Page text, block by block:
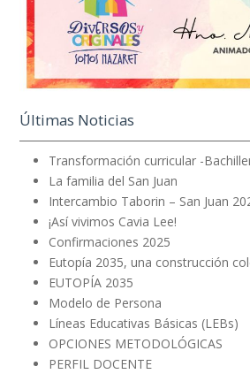
Últimas Noticias
Transformación curricular -
La familia del San Juan
Intercambio Taborin – San Juan
¡Así vivimos Cavia Lee!
Confirmaciones 2025
Eutopía 2035, una construcción
EUTOPÍA 2035
Modelo de Persona
Líneas Educativas Básicas (LEBs)
OPCIONES METODOLÓGICAS
PERFIL DOCENTE